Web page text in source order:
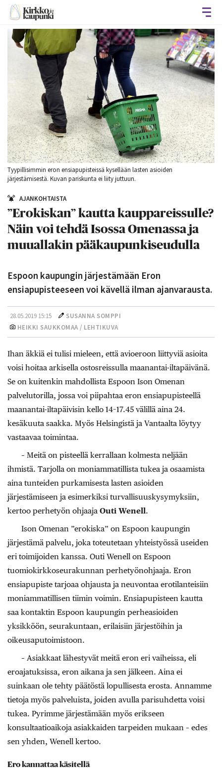
Tyypillisimmin eron ensiapupisteissä kysellään lasten asioiden
järjestämisestä. Kuvan pariskunta ei liity juttuun.
AJANKOHTAISTA
”Erokiskan” kautta kauppareissulle?
Näin voi tehdä Isossa Omenassa ja
muuallakin pääkaupunkiseudulla
Espoon kaupungin järjestämään Eron
ensiapupisteeseen voi kävellä ilman ajanvarausta.
28.05.2019 15:15
SUSANNA SOMPPI
HEIKKI SAUKKOMAA / LEHTIKUVA
Ihan äkkiä ei tulisi mieleen, että avioeroon liittyviä asioita
voisi hoitaa arkisella ostosreissulla maanantai-iltapäivänä.
Se on kuitenkin mahdollista Espoon Ison Omenan
palvelutorilla, jossa voi piipahtaa eron ensiapupisteellä
maanantai-iltapäivisin kello 14–17.45 välillä aina 24.
kesäkuuta saakka. Myös Helsingistä ja Vantaalta löytyy
vastaavaa toimintaa.
– Meitä on pisteellä kerrallaan kolmesta neljään
ihmistä. Tarjolla on moniammatillista tukea ja osaamista
aina tunteiden purkamisesta lasten asioiden
järjestämiseen ja esimerkiksi turvallisuuskysymyksiin,
kertoo perhetyön ohjaaja Outi Wenell.
Ison Omenan ”erokiska” on Espoon kaupungin
järjestämä palvelu, joka toteutetaan yhteistyössä useiden
eri toimijoiden kanssa. Outi Wenell on Espoon
tuomiokirkkoseurakunnan perhetyönohjaaja. Eron
ensiapupiste tarjoaa ohjausta ja neuvontaa erotilanteisiin
moniammatillisen tiimin voimin. Ensiapupisteen kautta
saa kontaktin Espoon kaupungin perheasioiden
yksikköön, seurakuntaan, erilaisiin järjestöihin ja
oikeusaputoimistoon.
– Asiakkaat lähestyvät meitä eron eri vaiheissa, eli
eroajatuksissa, eron aikana ja sen jälkeen. Aina ei
suinkaan ole tehty päätöstä lopullisesta erosta. Annamme
tietoja myös palveluista, joiden avulla parisuhdetta voisi
tukea. Pyrimme järjestämään myös erikseen
konsultaatioaikoja asiakkaiden tarpeiden mukaan – edes
sen yhden, Wenell kertoo.
Ero kannattaa käsitellä